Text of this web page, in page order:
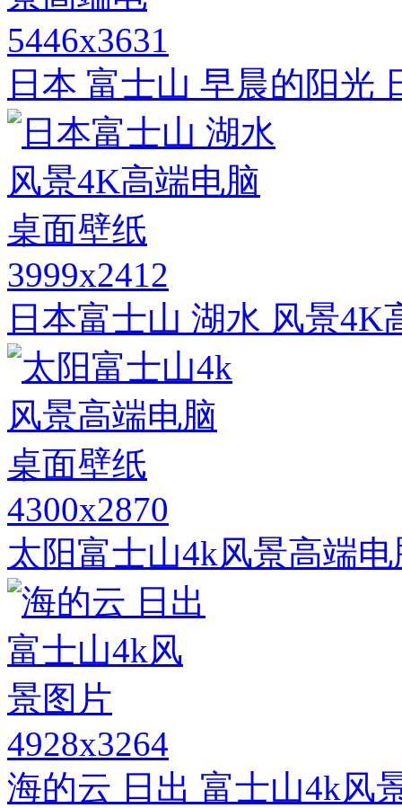
5446x3631
日本 富士山 早晨的阳光
3999x2412
日本富士山 湖水 风景4K
4300x2870
太阳富士山4k风景高端
4928x3264
海的云 日出 富士山4k风